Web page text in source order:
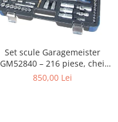
Set scule Garagemeister
GM52840 – 216 piese, chei
tubulare 1/4”, 3/8”, 1/2”, biți,
850,00 Lei